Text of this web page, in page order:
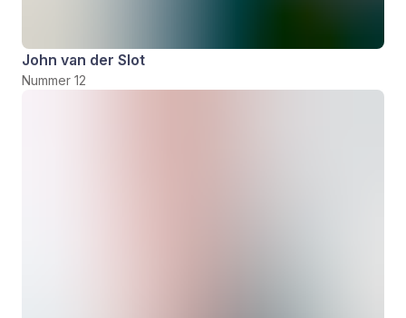
John van der Slot
Nummer 12